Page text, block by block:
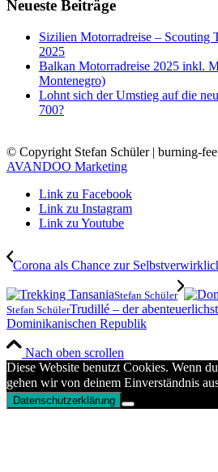
Neueste Beiträge
Sizilien Motorradreise – Scouting
2025
Balkan Motorradreise 2025 inkl.
Montenegro)
Lohnt sich der Umstieg auf die
700?
© Copyright Stefan Schüler | burning-
AVANDOO Marketing
Link zu Facebook
Link zu Instagram
Link zu Youtube
Corona als Chance zur
Stefan Schüler
Stefan SchülerTrudillé – der
Dominikanischen Republik
Nach oben scrollen
Diese Website benutzt Cookies. Wenn
gehen wir von deinem Einverständnis
Datenschutzerklärung